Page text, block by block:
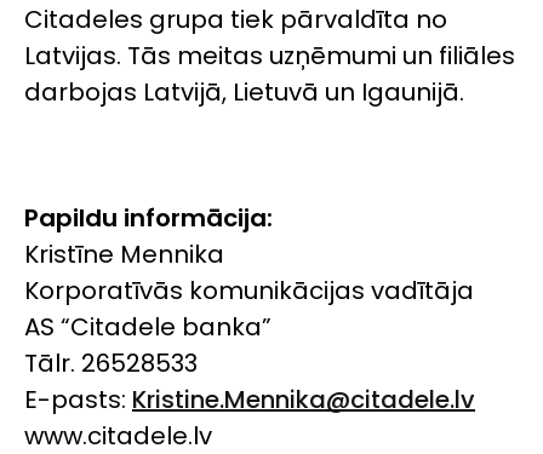
Citadeles grupa tiek pārvaldīta no
Latvijas. Tās meitas uzņēmumi un filiāles
darbojas Latvijā, Lietuvā un Igaunijā.
Papildu informācija:
Kristīne Mennika
Korporatīvās komunikācijas vadītāja
AS “Citadele banka”
Tālr. 26528533
E-pasts: Kristine.Mennika@citadele.lv
www.citadele.lv